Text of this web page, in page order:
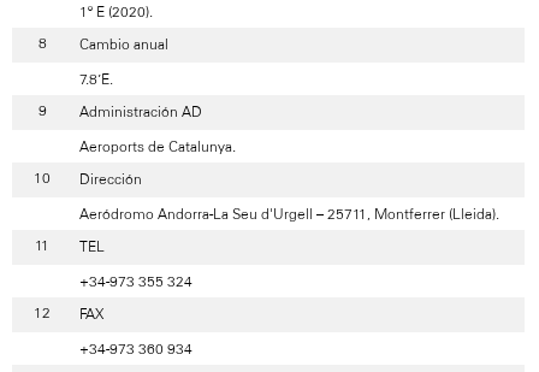
1º E (2020).
Cambio anual
7.8’E.
Administración AD
Aeroports de Catalunya.
Dirección
Aeródromo Andorra-La Seu d'Urgell – 25711, Montferrer (Lleida).
TEL
+34-973 355 324
FAX
+34-973 360 934